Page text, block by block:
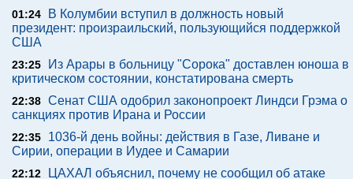
01:24
В Колумбии вступил в должность новый
президент: произраильский, пользующийся поддержкой
США
23:25
Из Арары в больницу "Сорока" доставлен юноша в
критическом состоянии, констатирована смерть
22:38 Сенат США одобрил законопроект Линдси Грэма о
санкциях против Ирана и России
22:35
1036-й день войны: действия в Газе, Ливане и
Сирии, операции в Иудее и Самарии
22:12 ЦАХАЛ объяснил, почему не сообщил об атаке